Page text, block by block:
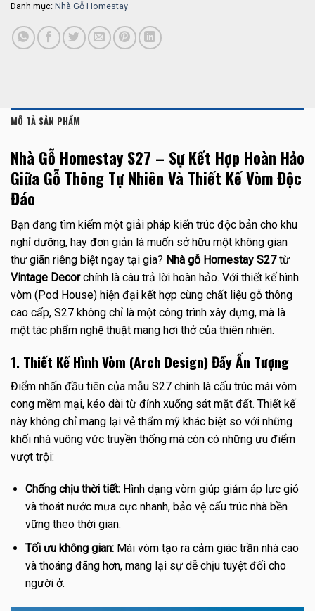
Danh mục: Nhà Gỗ Homestay
MÔ TẢ SẢN PHẨM
Nhà Gỗ Homestay S27 – Sự Kết Hợp Hoàn Hảo
Giữa Gỗ Thông Tự Nhiên Và Thiết Kế Vòm Độc
Đáo
Bạn đang tìm kiếm một giải pháp kiến trúc độc bản cho khu
nghỉ dưỡng, hay đơn giản là muốn sở hữu một không gian
thư giãn riêng biệt ngay tại gia? Nhà gỗ Homestay S27từ
Vintage Decorchính là câu trả lời hoàn hảo. Với thiết kế hình
vòm (Pod House) hiện đại kết hợp cùng chất liệu gỗ thông
cao cấp, S27 không chỉ là một công trình xây dựng, mà là
một tác phẩm nghệ thuật mang hơi thở của thiên nhiên.
1. Thiết Kế Hình Vòm (Arch Design) Đầy Ấn Tượng
Điểm nhấn đầu tiên của mẫu S27 chính là cấu trúc mái vòm
cong mềm mại, kéo dài từ đỉnh xuống sát mặt đất. Thiết kế
này không chỉ mang lại vẻ thẩm mỹ khác biệt so với những
khối nhà vuông vức truyền thống mà còn có những ưu điểm
vượt trội:
Chống chịu thời tiết:Hình dạng vòm giúp giảm áp lực gió
và thoát nước mưa cực nhanh, bảo vệ cấu trúc nhà bền
vững theo thời gian.
Tối ưu không gian:Mái vòm tạo ra cảm giác trần nhà cao
và thoáng đãng hơn, mang lại sự dễ chịu tuyệt đối cho
người ở.